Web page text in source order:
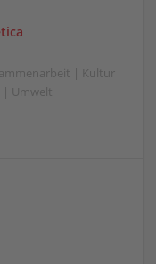
| Kultur
| Umwelt